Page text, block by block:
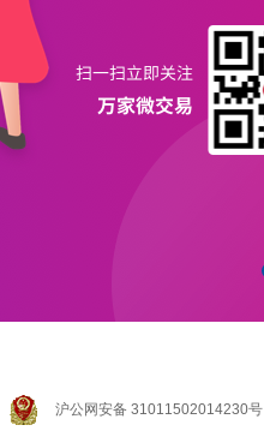
沪公网安备 31011502014230号